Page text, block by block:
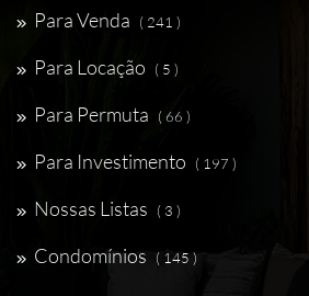
Para Venda ( 241 )
Para Locação ( 5 )
Para Permuta ( 66 )
Para Investimento ( 197 )
Nossas Listas ( 3 )
Condomínios ( 145 )